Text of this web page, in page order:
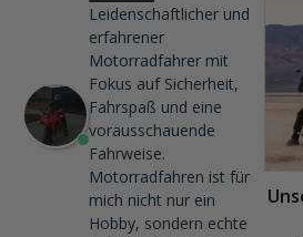
Leidenschaftlicher und
erfahrener
Motorradfahrer mit
Fokus auf Sicherheit,
Fahrspaß und eine
vorausschauende
Fahrweise.
Motorradfahren ist für
mich nicht nur ein
Hobby, sondern echte